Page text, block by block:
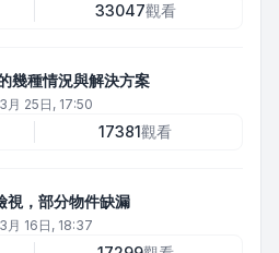
33047觀看
幾種情況與解決方案
月 25日, 17:50
17381觀看
，部分物件缺漏
月 16日, 18:37